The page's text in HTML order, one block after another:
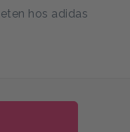
hos adidas